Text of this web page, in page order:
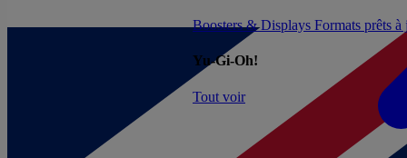
Boosters & Displays Formats prêts
Yu-Gi-Oh!
Tout voir